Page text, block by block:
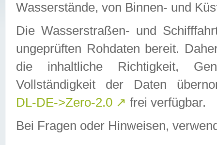
Wasserstände, von Binnen- und
Die Wasserstraßen- und
ungeprüften Rohdaten bereit.
die inhaltliche Richtigkeit,
Vollständigkeit der Daten
DL-DE->Zero-2.0 ↗ frei verfügbar.
Bei Fragen oder Hinweisen,